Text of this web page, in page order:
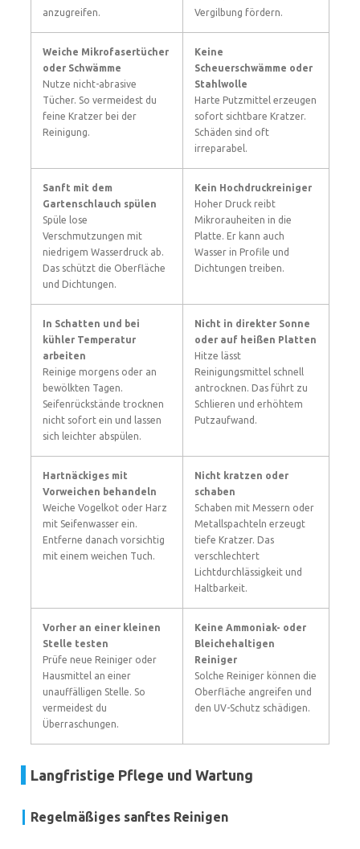
anzugreifen.
Vergilbung fördern.
Weiche Mikrofasertücher
oder Schwämme
Nutze nicht-abrasive
Tücher. So vermeidest du
feine Kratzer bei der
Reinigung.
Keine
Scheuerschwämme oder
Stahlwolle
Harte Putzmittel erzeugen
sofort sichtbare Kratzer.
Schäden sind oft
irreparabel.
Sanft mit dem
Gartenschlauch spülen
Spüle lose
Verschmutzungen mit
niedrigem Wasserdruck ab.
Das schützt die Oberfläche
und Dichtungen.
Kein Hochdruckreiniger
Hoher Druck reibt
Mikrorauheiten in die
Platte. Er kann auch
Wasser in Profile und
Dichtungen treiben.
In Schatten und bei
kühler Temperatur
arbeiten
Reinige morgens oder an
bewölkten Tagen.
Seifenrückstände trocknen
nicht sofort ein und lassen
sich leichter abspülen.
Nicht in direkter Sonne
oder auf heißen Platten
Hitze lässt
Reinigungsmittel schnell
antrocknen. Das führt zu
Schlieren und erhöhtem
Putzaufwand.
Hartnäckiges mit
Vorweichen behandeln
Weiche Vogelkot oder Harz
mit Seifenwasser ein.
Entferne danach vorsichtig
mit einem weichen Tuch.
Nicht kratzen oder
schaben
Schaben mit Messern oder
Metallspachteln erzeugt
tiefe Kratzer. Das
verschlechtert
Lichtdurchlässigkeit und
Haltbarkeit.
Vorher an einer kleinen
Stelle testen
Prüfe neue Reiniger oder
Hausmittel an einer
unauffälligen Stelle. So
vermeidest du
Überraschungen.
Keine Ammoniak- oder
Bleichehaltigen
Reiniger
Solche Reiniger können die
Oberfläche angreifen und
den UV-Schutz schädigen.
Langfristige Pflege und Wartung
Regelmäßiges sanftes Reinigen